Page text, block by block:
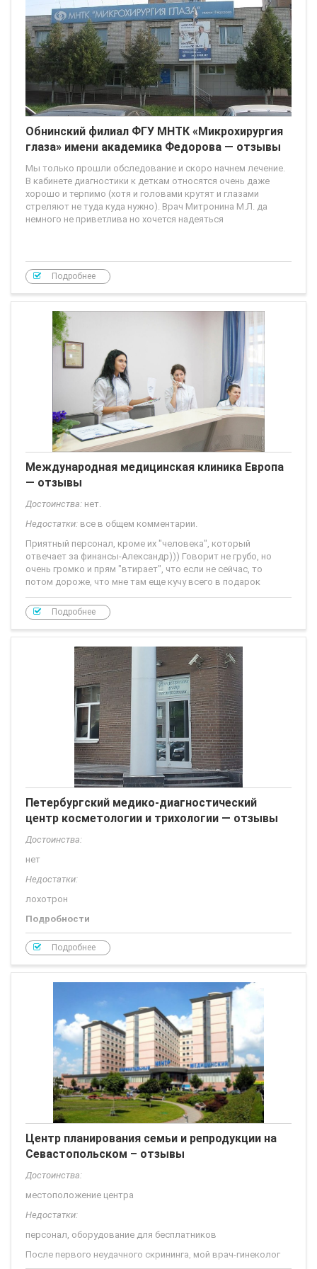
Обнинский филиал ФГУ МНТК «Микрохирургия
глаза» имени академика Федорова — отзывы
Мы только прошли обследование и скоро начнем лечение.
В кабинете диагностики к деткам относятся очень даже
хорошо и терпимо (хотя и головами крутят и глазами
стреляют не туда куда нужно). Врач Митронина М.Л. да
немного не приветлива но хочется надеяться
Подробнее
Международная медицинская клиника Европа
— отзывы
Достоинства: нет.
Недостатки: все в общем комментарии.
Приятный персонал, кроме их "человека", который
отвечает за финансы-Александр))) Говорит не грубо, но
очень громко и прям "втирает", что если не сейчас, то
потом дороже, что мне там еще кучу всего в подарок
Подробнее
Петербургский медико-диагностический
центр косметологии и трихологии — отзывы
Достоинства:
нет
Недостатки:
лохотрон
Подробности
Все что написано выше, правда. Это настоящий лохотрон.
Звонили миллион раз. Приходите только попробовать, все
бесплатно, ничего не продаем. В день приезда звонили, что
все готово, в итоге приехав прождала ЧАС!!! Процедура
Подробнее
Центр планирования семьи и репродукции на
Севастопольском – отзывы
Достоинства:
местоположение центра
Недостатки:
персонал, оборудование для бесплатников
После первого неудачного скрининга, мой врач-гинеколог